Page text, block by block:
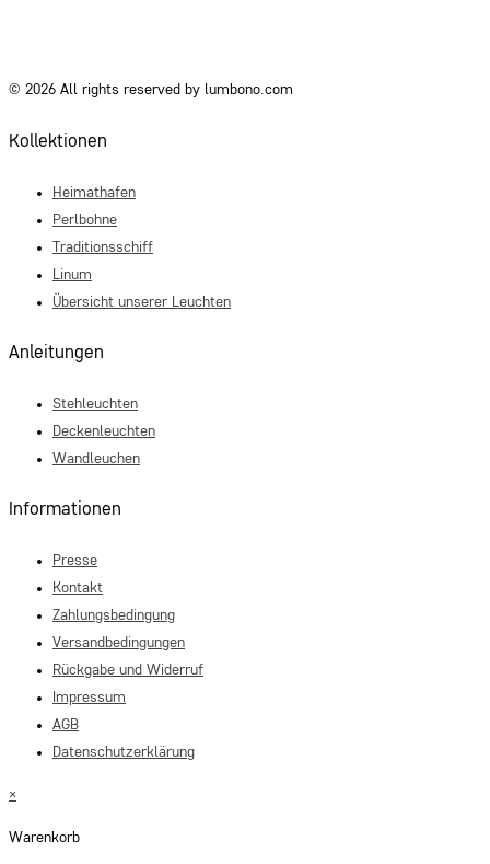
© 2026 All rights reserved by lumbono.com
Kollektionen
Heimathafen
Perlbohne
Traditionsschiff
Linum
Übersicht unserer Leuchten
Anleitungen
Stehleuchten
Deckenleuchten
Wandleuchen
Informationen
Presse
Kontakt
Zahlungsbedingung
Versandbedingungen
Rückgabe und Widerruf
Impressum
AGB
Datenschutzerklärung
×
Warenkorb